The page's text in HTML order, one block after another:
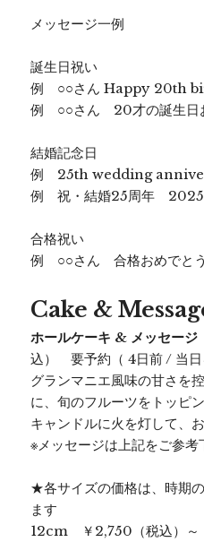
メッセージ一例
誕生日祝い
例 ○○さん Happy 20th
例 ○○さん 20才の誕生日
結婚記念日
例 25th wedding
例 祝・結婚25周年 2025
合格祝い
例 ○○さん 合格おめでと
Cake &
ホールケーキ & メッセージ
込） 要予約（ 4日前 / 当日
グランマニエ風味の甘さを
に、旬のフルーツをトッピン
キャンドルに火を灯して、
※メッセージは上記をご参考
★各サイズの価格は、時期
ます
12cm ￥2,750（税込）～